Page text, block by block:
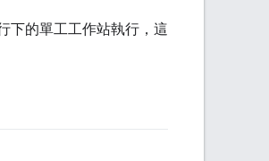
下的單工工作站執行，這